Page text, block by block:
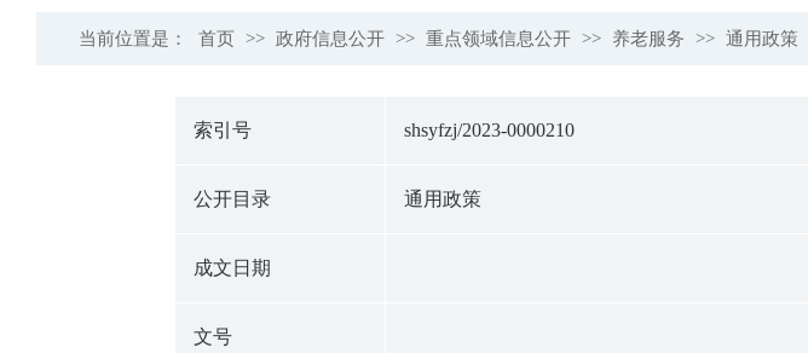
当前位置是： 首页 >> 政府信息公开 >> 重点领域信息公开 >> 养老服务 >> 通用政策
索引号 shsyfzj/2023-0000210
公开目录 通用政策
成文日期
文号